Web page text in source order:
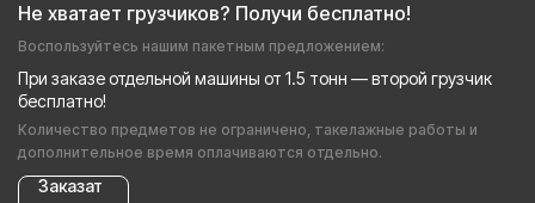
Не хватает грузчиков? Получи бесплатно!
Воспользуйтесь нашим пакетным предложением:
При заказе отдельной машины от 1.5 тонн — второй грузчик
бесплатно!
Количество предметов не ограничено, такелажные работы и
дополнительное время оплачиваются отдельно.
Заказат